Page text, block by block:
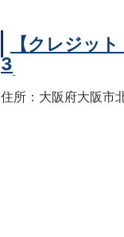
【クレジッ
3
住所：大阪府大阪市